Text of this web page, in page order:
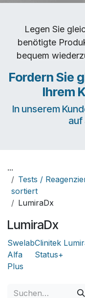
Legen Sie
benötigte
bequem
Fordern Sie
Ihrem
In unserem
auf
...
Tests /
sortiert
LumiraDx
LumiraDx
Swelab
Alfa
Plus
Clinitek
Status+